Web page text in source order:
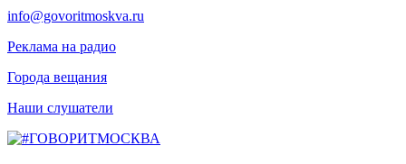
info@govoritmoskva.ru
Реклама на радио
Города вещания
Наши слушатели